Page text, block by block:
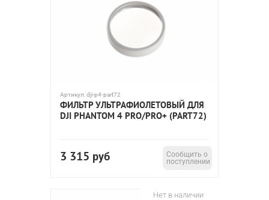
Артикул:dji-p4-part72
ФИЛЬТР УЛЬТРАФИОЛЕТОВЫЙ ДЛЯ
DJI PHANTOM 4 PRO/PRO+ (PART72)
3 315 руб
Сообщить о
поступлении
Нет в наличии